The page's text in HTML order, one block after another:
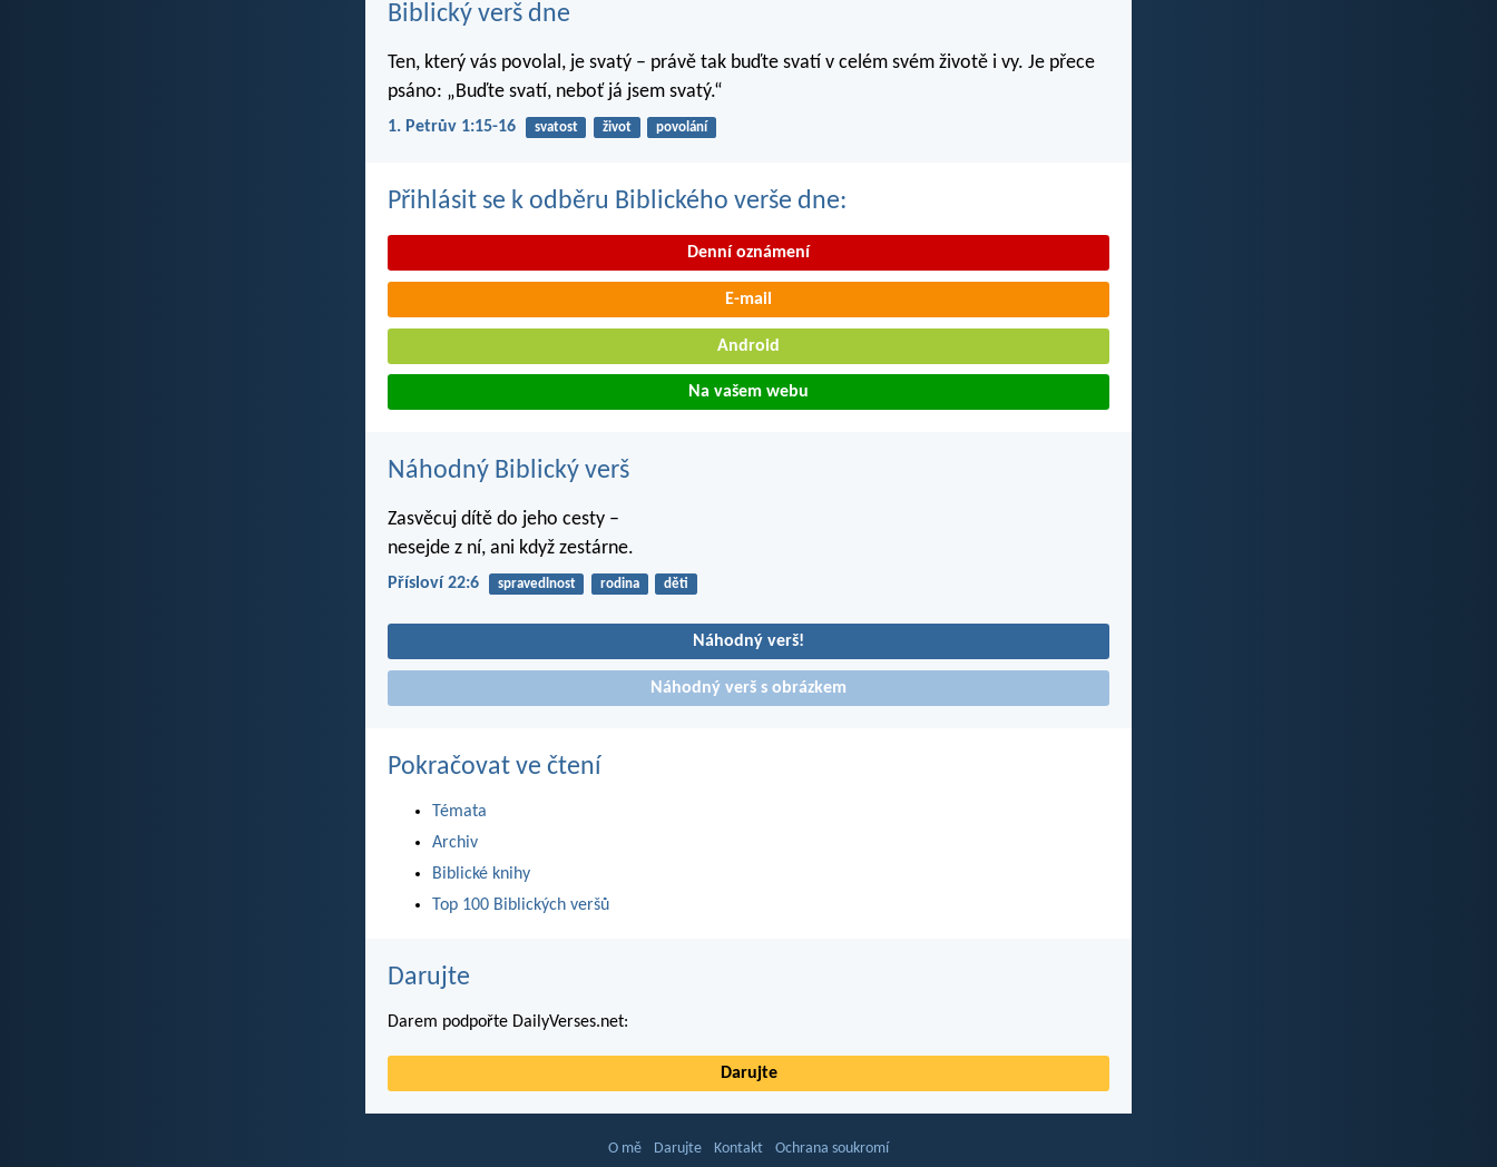
Biblický verš dne
Ten, který vás povolal, je svatý – právě tak buďte svatí v celém svém životě i vy. Je přece
psáno: „Buďte svatí, neboť já jsem svatý.“
1. Petrův 1:15-16 svatost život povolání
Přihlásit se k odběru Biblického verše dne:
Denní oznámení
E-mail
Android
Na vašem webu
Náhodný Biblický verš
Zasvěcuj dítě do jeho cesty –
nesejde z ní, ani když zestárne.
Přísloví 22:6 spravedlnost rodina děti
Náhodný verš!
Náhodný verš s obrázkem
Pokračovat ve čtení
Témata
Archiv
Biblické knihy
Top 100 Biblických veršů
Darujte
Darem podpořte DailyVerses.net:
Darujte
O mě Darujte Kontakt Ochrana soukromí